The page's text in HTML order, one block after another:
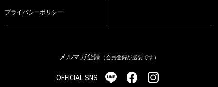
プライバシーポリシー
メルマガ登録（会員登録が必要です）
OFFICIAL SNS